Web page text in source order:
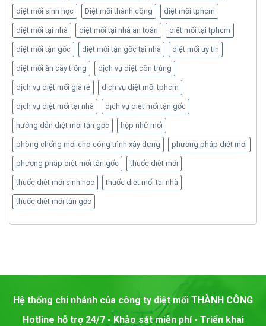
diệt mối sinh học Diệt mối thành công diệt mối tphcm
diệt mối tại nhà diệt mối tại nhà an toàn diệt mối tại tphcm
diệt mối tận gốc diệt mối tận gốc tại nhà diệt mối uy tín
diệt mối ăn cây trồng dịch vụ diệt côn trùng
dịch vụ diệt mối giá rẻ dịch vụ diệt mối tphcm
dịch vụ diệt mối tại nhà dịch vụ diệt mối tận gốc
hướng dẫn diệt mối tận gốc hộp nhử mối
phòng chống mối cho công trình xây dựng phương pháp diệt mối
phương pháp diệt mối tận gốc thuốc diệt mối
thuốc diệt mối sinh học thuốc diệt mối tại nhà
thuốc diệt mối tận gốc
Hệ thống chi nhánh của công ty diệt mối THÀNH CÔNG
Hotline hỗ trợ 24/7 - Khảo sát miễn phí - Triển khai